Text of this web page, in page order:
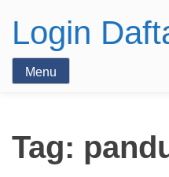
Login
Menu
Tag: